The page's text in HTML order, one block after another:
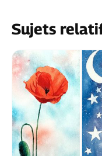
Sujets